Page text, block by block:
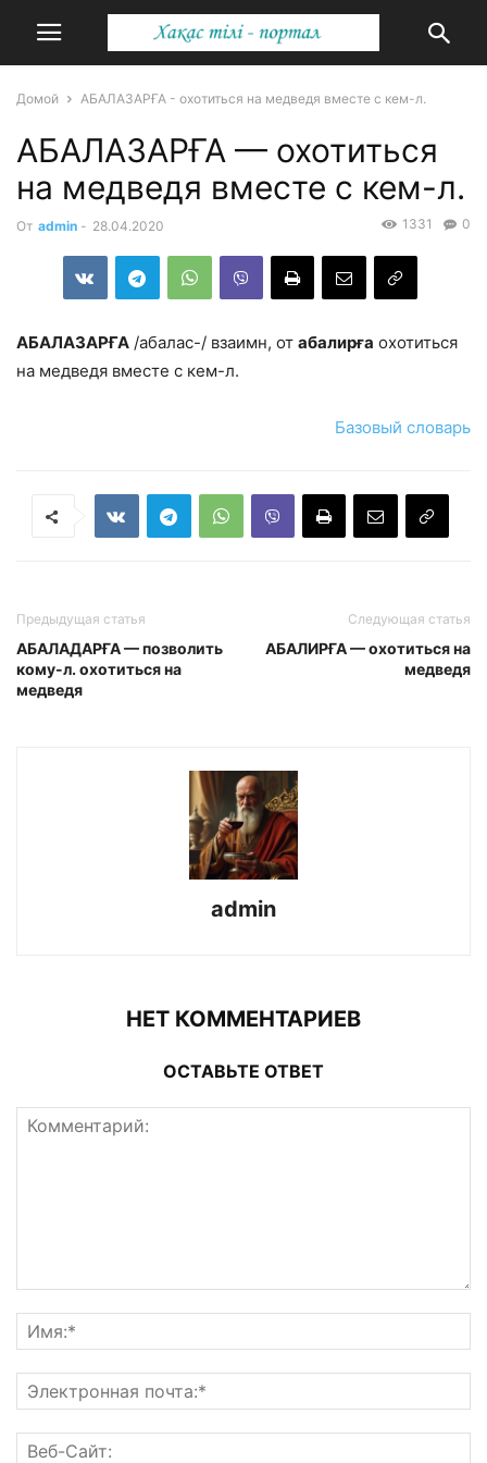
Домой АБАЛАЗАРҒА - охотиться на медведя вместе с кем-л.
АБАЛАЗАРҒА — охотиться
на медведя вместе с кем-л.
От admin - 28.04.2020 0
1331
АБАЛАЗАРҒА /абалас-/ взаимн, от абалирға охотиться
на медведя вместе с кем-л.
Базовый словарь
Предыдущая статья
АБАЛАДАРҒА — позволить
кому-л. охотиться на
медведя
Следующая статья
АБАЛИРҒА — охотиться на
медведя
admin
НЕТ КОММЕНТАРИЕВ
ОСТАВЬТЕ ОТВЕТ